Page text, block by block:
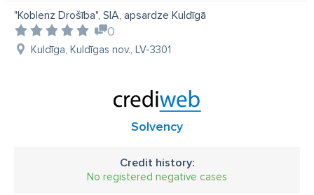
"Koblenz Drošība", SIA, apsardze Kuldīgā
0
Kuldīga, Kuldīgas nov., LV-3301
Solvency
Credit history:
No registered negative cases